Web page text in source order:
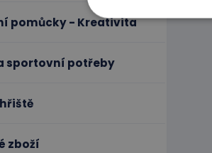
pomůcky - Kreativita
sportovní potřeby
zboží